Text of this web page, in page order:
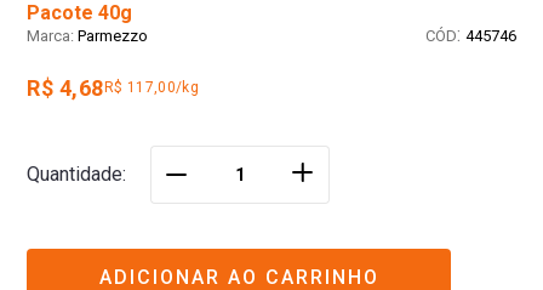
Pacote 40g
Parmezzo : 445746
R$ 4,68 R$ 117,00/kg
Quantidade ＋
ADICIONAR AO CARRINHO